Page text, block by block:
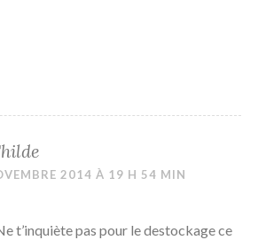
2014 À 19 H 54 MIN
t’inquiète pas pour le destockage ce